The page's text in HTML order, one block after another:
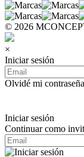
© 2026
×
Iniciar sesión
Olvidé mi contraseña
Iniciar sesión
Continuar como